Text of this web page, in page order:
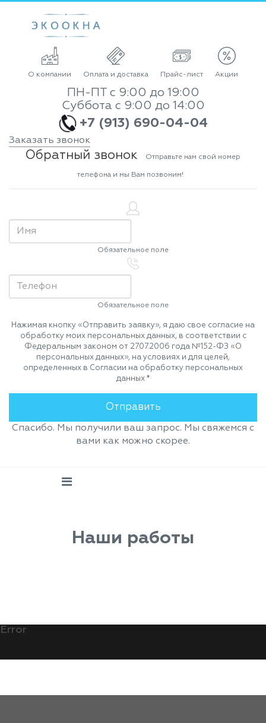
О компании Оплата и доставка Прайс-лист Акции
ПН-ПТ с 9:00 до 19:00
Суббота с 9:00 до 14:00
+7 (913) 690-04-04
Заказать звонок
Обратный звонок Отправьте нам свой номер
телефона и мы Вам позвоним!
Обязательное поле
Обязательное поле
Нажимая кнопку «Отправить заявку», я даю свое согласие на
обработку моих персональных данных, в соответствии с
Федеральным законом от 27.07.2006 года №152-ФЗ «О
персональных данных», на условиях и для целей,
определенных в Согласии на обработку персональных
данных *
Спасибо. Мы получили ваш запрос. Мы свяжемся с
вами как можно скорее.
Наши работы
Error